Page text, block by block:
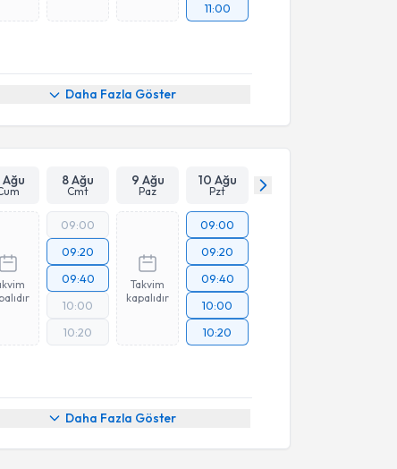
11:00
Daha Fazla Göster
Ağu 8 Ağu
Cmt
9 Ağu
Paz
10 Ağu
Pzt
09:00
09:20
09:40
10:00
10:20
Takvim
kapalıdır
09:00
09:20
09:40
10:00
10:20
Daha Fazla Göster